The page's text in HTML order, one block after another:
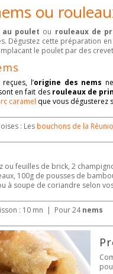
ou
poulet ou rouleaux de
Dégustez cette préparation
le poulet par des
l’origine des nems
en fait des rouleaux de
caramel que vous dégusterez
: Les bouchons de la
ou feuilles de brick, 2
100g de pousses de
à soupe de coriandre selon
: 10 mn | Pour 24nems